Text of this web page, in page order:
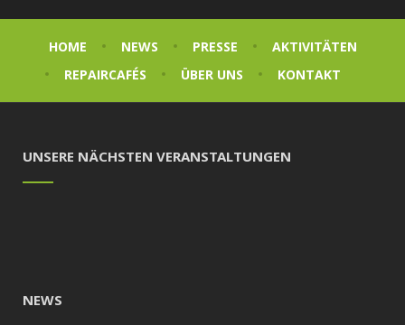
HOME NEWS PRESSE
AKTIVITÄTEN
REPAIRCAFÉS
ÜBER UNS KONTAKT
UNSERE NÄCHSTEN VERANSTALTUNGEN
NEWS